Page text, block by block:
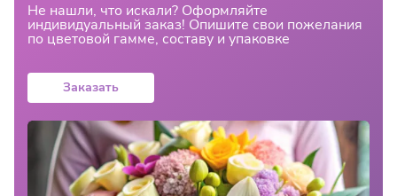
Не нашли, что искали? Оформляйте
индивидуальный заказ! Опишите свои пожелания
по цветовой гамме, составу и упаковке
Заказать